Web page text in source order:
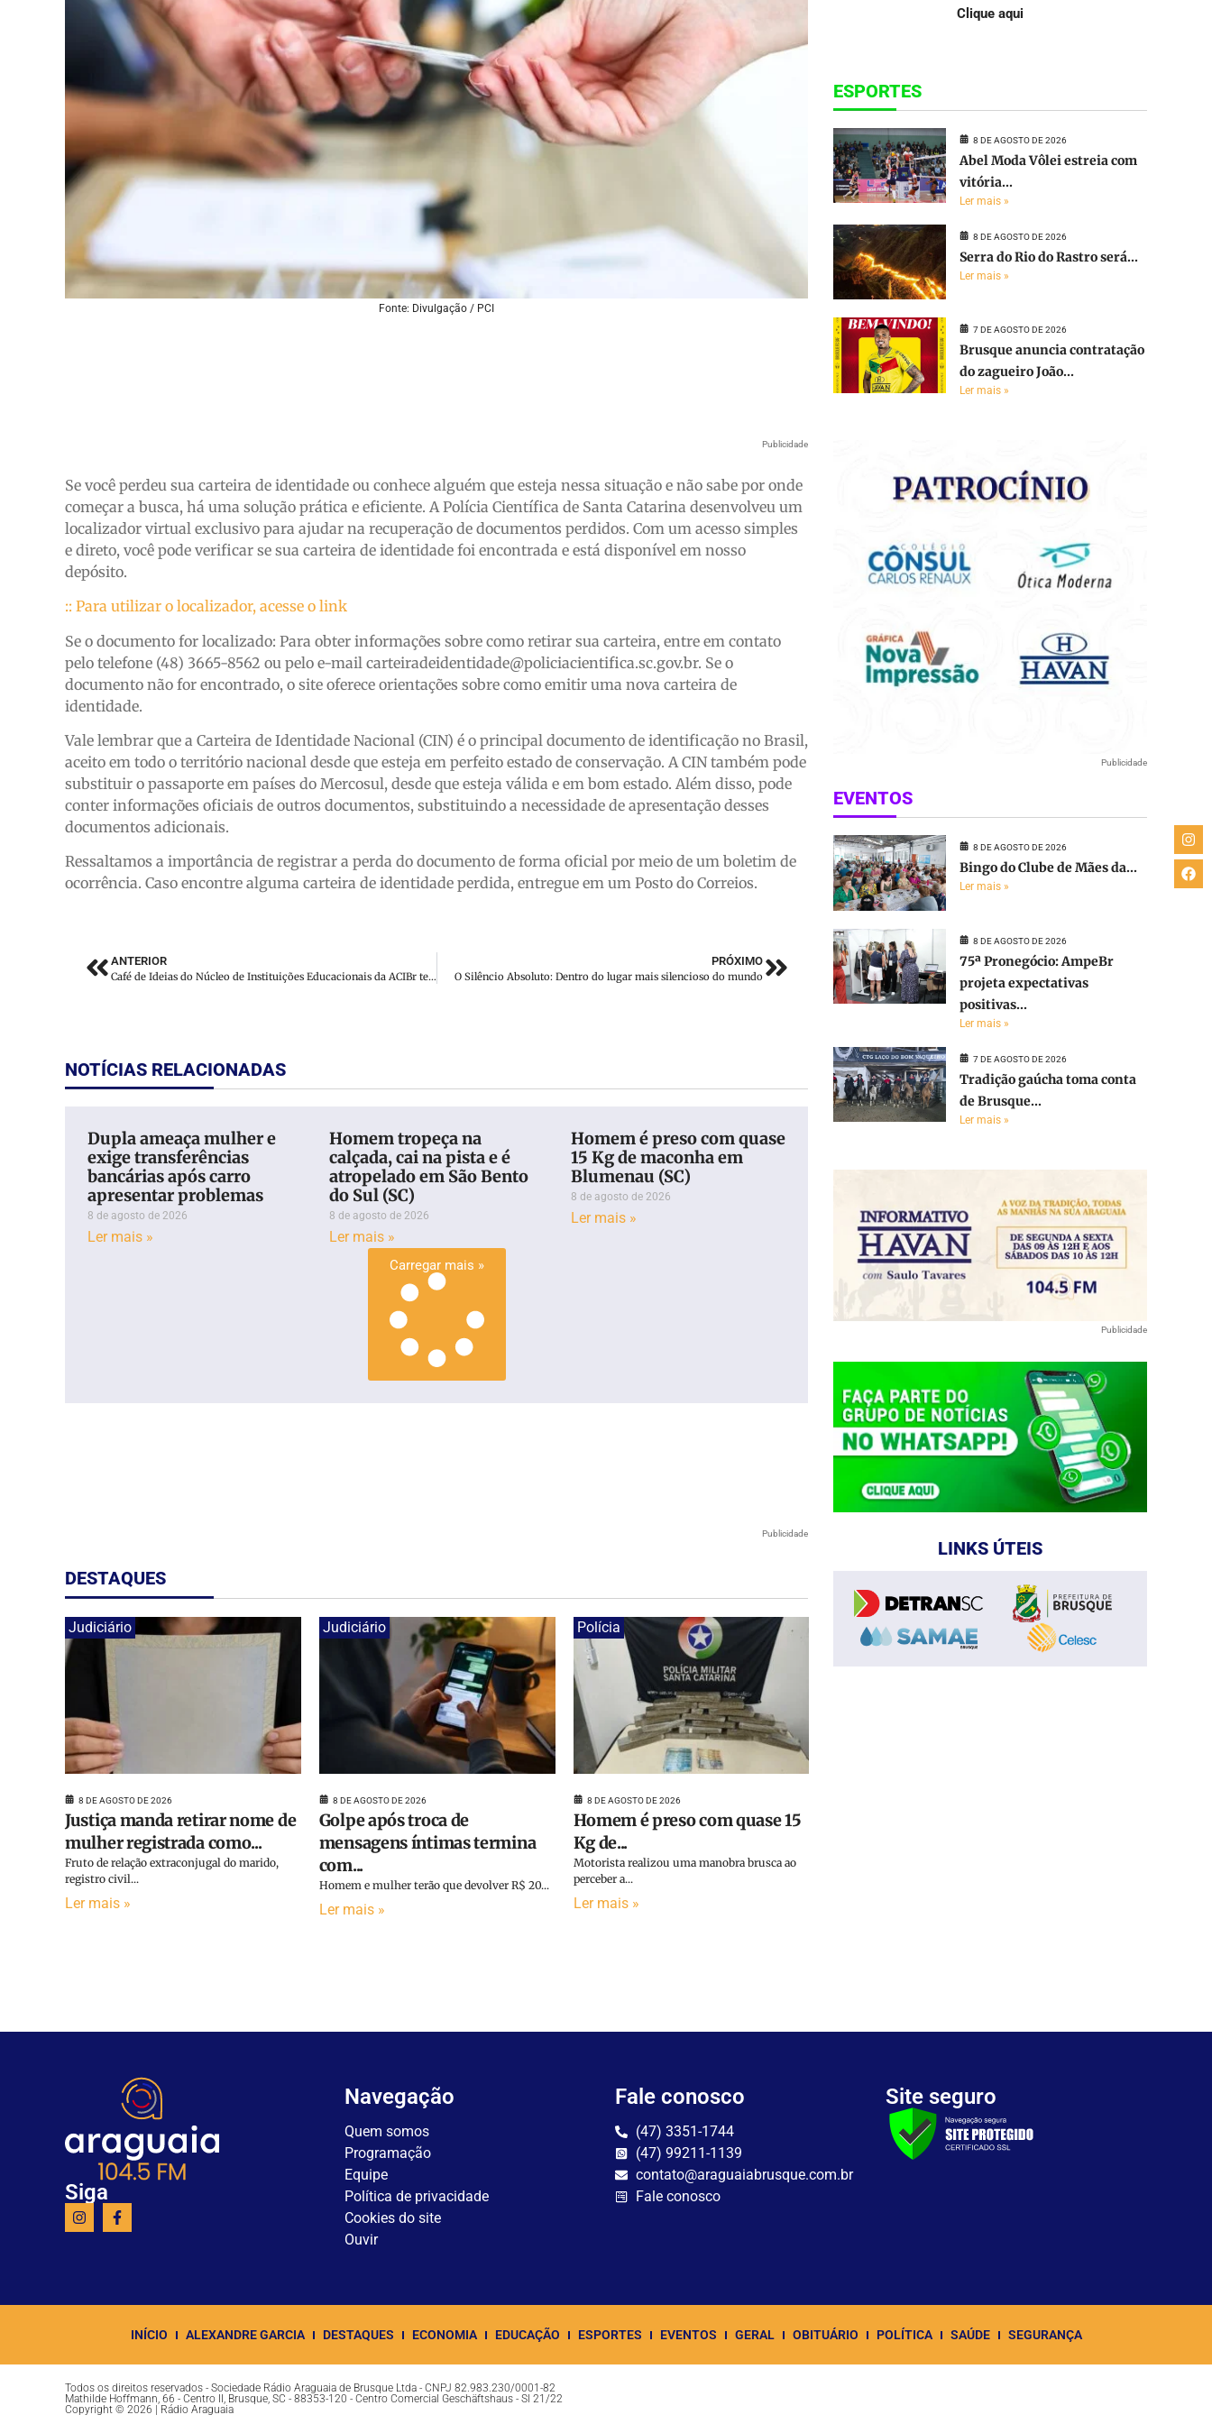
Fonte: Divulgação / PCI
Publicidade
Se você perdeu sua carteira de identidade ou conhece alguém que esteja nessa situação e não sabe por onde
começar a busca, há uma solução prática e eficiente. A Polícia Científica de Santa Catarina desenvolveu um
localizador virtual exclusivo para ajudar na recuperação de documentos perdidos. Com um acesso simples
e direto, você pode verificar se sua carteira de identidade foi encontrada e está disponível em nosso
depósito.
:: Para utilizar o localizador, acesse o link
Se o documento for localizado: Para obter informações sobre como retirar sua carteira, entre em contato
pelo telefone (48) 3665-8562 ou pelo e-mail carteiradeidentidade@policiacientifica.sc.gov.br. Se o
documento não for encontrado, o site oferece orientações sobre como emitir uma nova carteira de
identidade.
Vale lembrar que a Carteira de Identidade Nacional (CIN) é o principal documento de identificação no Brasil,
aceito em todo o território nacional desde que esteja em perfeito estado de conservação. A CIN também pode
substituir o passaporte em países do Mercosul, desde que esteja válida e em bom estado. Além disso, pode
conter informações oficiais de outros documentos, substituindo a necessidade de apresentação desses
documentos adicionais.
Ressaltamos a importância de registrar a perda do documento de forma oficial por meio de um boletim de
ocorrência. Caso encontre alguma carteira de identidade perdida, entregue em um Posto do Correios.
ANTERIOR
Café de Ideias do Núcleo de Instituições Educacionais da ACIBr tem palestra sobre Competências Socioemocionais
PRÓXIMO
O Silêncio Absoluto: Dentro do lugar mais silencioso do mundo
NOTÍCIAS RELACIONADAS
Dupla ameaça mulher e
exige transferências
bancárias após carro
apresentar problemas
8 de agosto de 2026
Ler mais »
Homem tropeça na
calçada, cai na pista e é
atropelado em São Bento
do Sul (SC)
8 de agosto de 2026
Ler mais »
Homem é preso com quase
15 Kg de maconha em
Blumenau (SC)
8 de agosto de 2026
Ler mais »
Carregar mais »
Publicidade
DESTAQUES
Judiciário
8 DE AGOSTO DE 2026
Justiça manda retirar nome de
mulher registrada como...
Fruto de relação extraconjugal do marido,
registro civil...
Ler mais »
Judiciário
8 DE AGOSTO DE 2026
Golpe após troca de
mensagens íntimas termina
com...
Homem e mulher terão que devolver R$ 20...
Ler mais »
Polícia
8 DE AGOSTO DE 2026
Homem é preso com quase 15
Kg de...
Motorista realizou uma manobra brusca ao
perceber a...
Ler mais »
Clique aqui
ESPORTES
8 DE AGOSTO DE 2026
Abel Moda Vôlei estreia com
vitória...
Ler mais »
8 DE AGOSTO DE 2026
Serra do Rio do Rastro será...
Ler mais »
7 DE AGOSTO DE 2026
Brusque anuncia contratação
do zagueiro João...
Ler mais »
Publicidade
EVENTOS
8 DE AGOSTO DE 2026
Bingo do Clube de Mães da...
Ler mais »
8 DE AGOSTO DE 2026
75ª Pronegócio: AmpeBr
projeta expectativas
positivas...
Ler mais »
7 DE AGOSTO DE 2026
Tradição gaúcha toma conta
de Brusque...
Ler mais »
Publicidade
LINKS ÚTEIS
Siga
Navegação
Quem somos
Programação
Equipe
Política de privacidade
Cookies do site
Ouvir
Fale conosco
(47) 3351-1744
(47) 99211-1139
contato@araguaiabrusque.com.br
Fale conosco
Site seguro
INÍCIO ALEXANDRE GARCIA DESTAQUES ECONOMIA EDUCAÇÃO ESPORTES EVENTOS GERAL OBITUÁRIO POLÍTICA SAÚDE SEGURANÇA
Todos os direitos reservados - Sociedade Rádio Araguaia de Brusque Ltda - CNPJ 82.983.230/0001-82
Mathilde Hoffmann, 66 - Centro II, Brusque, SC - 88353-120 - Centro Comercial Geschäftshaus - Sl 21/22
Copyright © 2026 | Rádio Araguaia